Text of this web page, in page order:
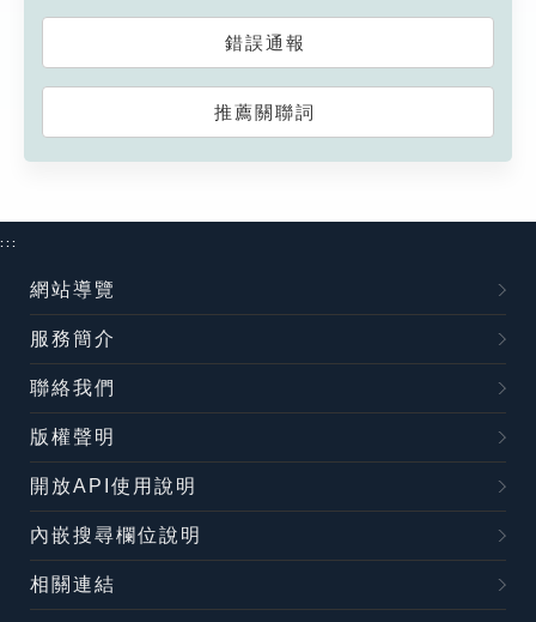
錯誤通報
推薦關聯詞
:::
網站導覽
服務簡介
聯絡我們
版權聲明
開放API使用說明
內嵌搜尋欄位說明
相關連結